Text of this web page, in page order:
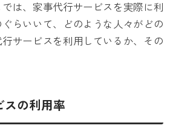
は、家事代行サービスを実際に利
らいいて、どのような人々がどの
サービスを利用しているか、その
スの利用率